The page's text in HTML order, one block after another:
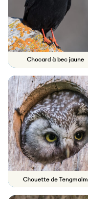
Chocard à bec jaune
Chouette de Tengmalm